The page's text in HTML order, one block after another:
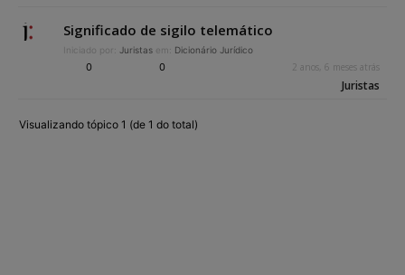
Significado de sigilo telemático
Iniciado por: Juristas em: Dicionário Jurídico
0 0 2 anos, 6 meses atrás
Juristas
Visualizando tópico 1 (de 1 do total)